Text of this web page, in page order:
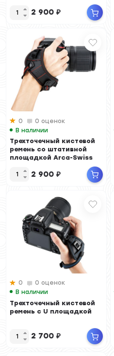
2 900 ₽
0
0 оценок
В наличии
Трехточечный кистевой
ремень со штативной
площадкой Arca-Swiss
2 900 ₽
0
0 оценок
В наличии
Трехточечный кистевой
ремень с U площадкой
2 700 ₽